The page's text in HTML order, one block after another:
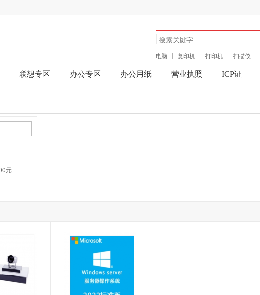
电脑 复印机 打印机 扫描仪
联想专区 办公专区 办公用纸 营业执照 ICP证
品牌-基士得耶/GESTETNER
元